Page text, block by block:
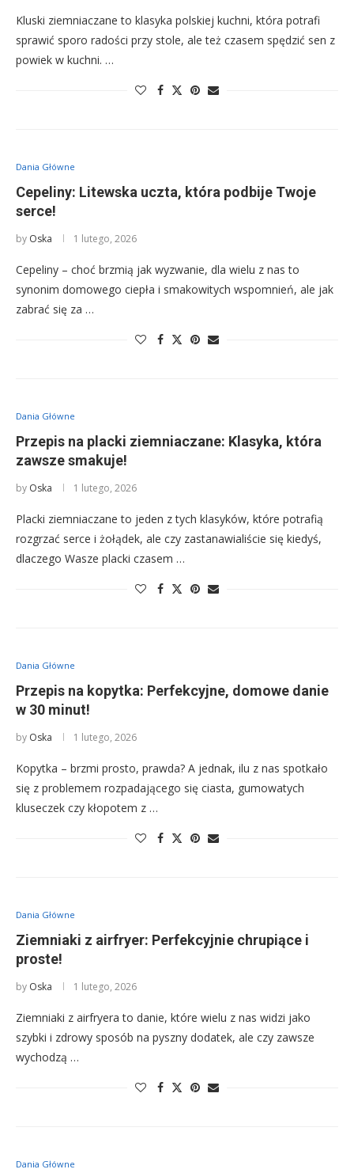
Kluski ziemniaczane to klasyka polskiej kuchni, która potrafi
sprawić sporo radości przy stole, ale też czasem spędzić sen z
powiek w kuchni. …
Dania Główne
Cepeliny: Litewska uczta, która podbije Twoje
serce!
by Oska 1 lutego, 2026
Cepeliny – choć brzmią jak wyzwanie, dla wielu z nas to
synonim domowego ciepła i smakowitych wspomnień, ale jak
zabrać się za …
Dania Główne
Przepis na placki ziemniaczane: Klasyka, która
zawsze smakuje!
by Oska 1 lutego, 2026
Placki ziemniaczane to jeden z tych klasyków, które potrafią
rozgrzać serce i żołądek, ale czy zastanawialiście się kiedyś,
dlaczego Wasze placki czasem …
Dania Główne
Przepis na kopytka: Perfekcyjne, domowe danie
w 30 minut!
by Oska 1 lutego, 2026
Kopytka – brzmi prosto, prawda? A jednak, ilu z nas spotkało
się z problemem rozpadającego się ciasta, gumowatych
kluseczek czy kłopotem z …
Dania Główne
Ziemniaki z airfryer: Perfekcyjnie chrupiące i
proste!
by Oska 1 lutego, 2026
Ziemniaki z airfryera to danie, które wielu z nas widzi jako
szybki i zdrowy sposób na pyszny dodatek, ale czy zawsze
wychodzą …
Dania Główne